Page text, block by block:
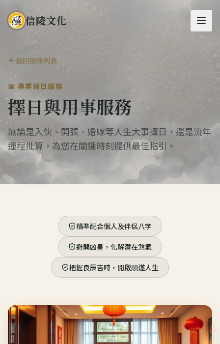
信陵文化
返回服務列表
📅 專業擇日服務
擇日與用事服務
無論是入伙、開張、婚嫁等人生大事擇日，還是流年
運程批算，為您在關鍵時刻提供最佳指引。
精準配合個人及伴侶八字
避開凶星，化解潛在煞氣
把握良辰吉時，開啟順遂人生